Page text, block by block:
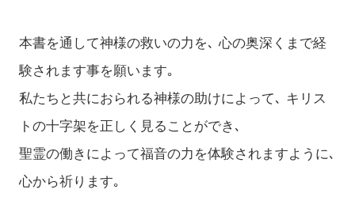
本書を通して神様の救いの力を､ 心の奥深くまで経
験されます事を願います｡
私たちと共におられる神様の助けによって､ キリス
トの十字架を正しく見ることができ､
聖霊の働きによって福音の力を体験されますように､
心から祈ります｡